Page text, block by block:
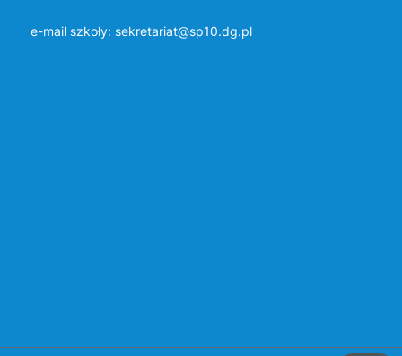
e-mail szkoły: sekretariat@sp10.dg.pl